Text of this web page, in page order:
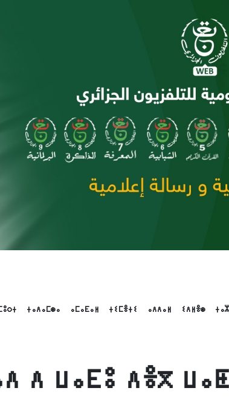
ⵜⴰⴷⴰⵎⵙⴰ ⴰⵎⴰⴹⴰⵍ ⵜⵉⵎⴻⵜⵉ ⴰⴷⴷⴰⵍ ⵉⴷⵍⴻⵙ
ⴷ ⵡⴰⴹⵓ ⴷⴻⴳ